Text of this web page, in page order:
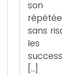
son
sans
les
[…]